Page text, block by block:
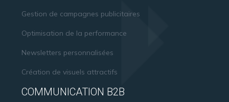
Gestion de campagnes publicitaires
Optimisation de la performance
Newsletters personnalisées
Création de visuels attractifs
COMMUNICATION B2B